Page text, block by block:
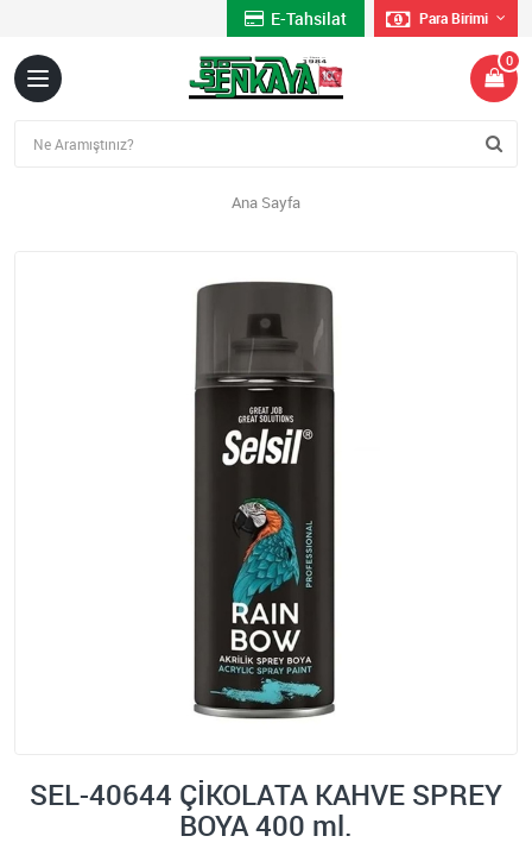
E-Tahsilat Para Birimi
0
Ana Sayfa
SEL-40644 ÇİKOLATA KAHVE SPREY
BOYA 400 ml.